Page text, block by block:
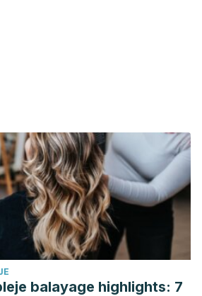
balayage highlights: 7